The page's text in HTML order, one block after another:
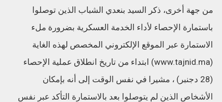
من جهة أخرى، ذكر السيد بنعدي الشباب الذين توصلوا
باستمارة الإحصاء لأداء الخدمة العسكرية بضرورة ملء
الاستمارة عبر الموقع الإلكتروني المخصص لهذه الغاية
(www.tajnid.ma) ابتداء من تاريخ انطلاق عملية الإحصاء
(28 دجنبر) ، مشيرا في نفس الوقت إلى أنه بإمكان
الأشخاص الذين لم يتوصلوا بعد بالاستمارة التأكد عبر نفس